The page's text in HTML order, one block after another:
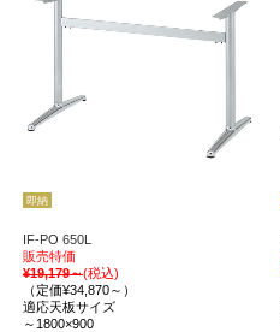
即納
IF-PO 650L
販売特価
¥19,179～(税込)
（定価¥34,870～）
適応天板サイズ
～1800×900